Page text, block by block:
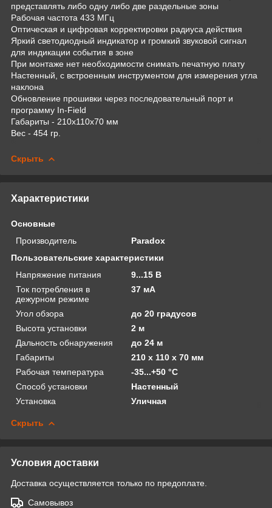
представлять либо одну либо две раздельные зоны
Рабочая частота 433 MГц
Оптическая и цифровая корректировки радиуса действия
Яркий светодиодный индикатор и громкий звуковой сигнал
для индикации события в зоне
При монтаже нет необходимости снимать печатную плату
Настенный, с встроенным инструментом для измерения угла
наклона
Обновление прошивки через последовательный порт и
программу In-Field
Габариты - 210х110х70 мм
Вес - 454 гр.
Скрыть
Характеристики
Основные
Производитель
Paradox
Пользовательские характеристики
Напряжение питания
9...15 В
Ток потребления в
дежурном режиме
37 мА
Угол обзора
до 20 градусов
Высота установки
2 м
Дальность обнаружения
до 24 м
Габариты
210 х 110 х 70 мм
Рабочая температура
-35...+50 °С
Способ установки
Настенный
Установка
Уличная
Скрыть
Условия доставки
Доставка осуществляется только по предоплате.
Самовывоз